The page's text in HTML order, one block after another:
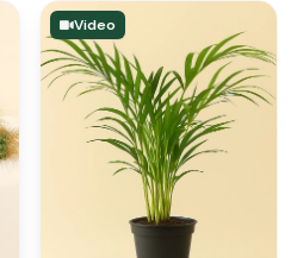
Video